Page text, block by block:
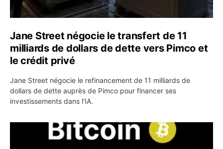
Jane Street négocie le transfert de 11
milliards de dollars de dette vers Pimco et
le crédit privé
Jane Street négocie le refinancement de 11 milliards de
dollars de dette auprès de Pimco pour financer ses
investissements dans l'IA.
Bitcoin stagne à 64 000 dollars pendant que les